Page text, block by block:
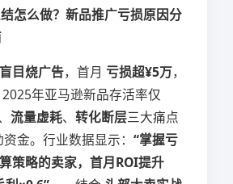
怎么做？新品推广亏损原因分
​盲目烧广告​​，首月 ​​亏损超¥5万​​，
2025年亚马逊新品存活率仅
​流量虚耗​​、​​转化断层​​三大痛点
金。行业数据显示：​​“掌握亏
策略的卖家，首月ROI提升